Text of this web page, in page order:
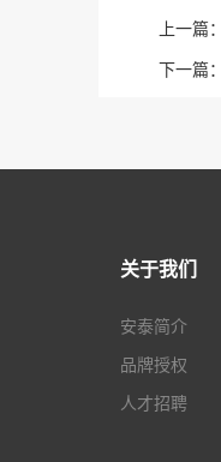
上一篇：
下一篇：
关于我们
安泰简介
品牌授权
人才招聘